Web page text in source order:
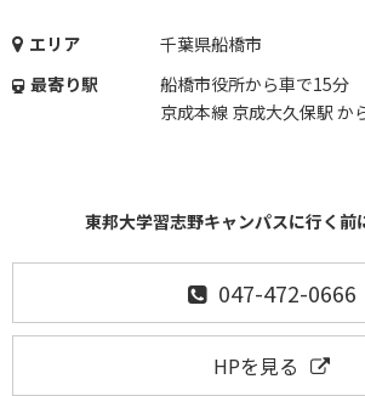
エリア
千葉県船橋市
最寄り駅
船橋市役所から車で15分
京成本線 京成大久保駅 か
東邦大学習志野キャンパスに行く前
047-472-0666
HPを見る